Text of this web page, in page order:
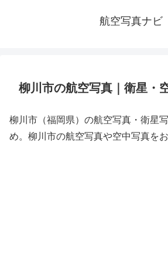
航空写真ナビ
柳川市の航空写真｜衛星・
柳川市（福岡県）の航空写真・衛星
め。柳川市の航空写真や空中写真をお